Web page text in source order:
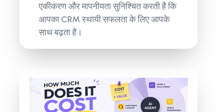
एकीकरण और मापनीयता सुनिश्चित करती है कि
आपका CRM स्थायी सफलता के लिए आपके
साथ बढ़ता है।